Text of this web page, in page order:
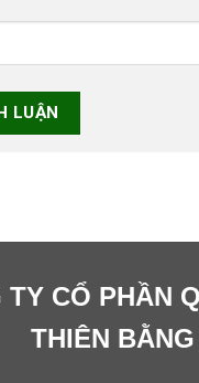
TY CỔ PHẦN
THIÊN BẰNG